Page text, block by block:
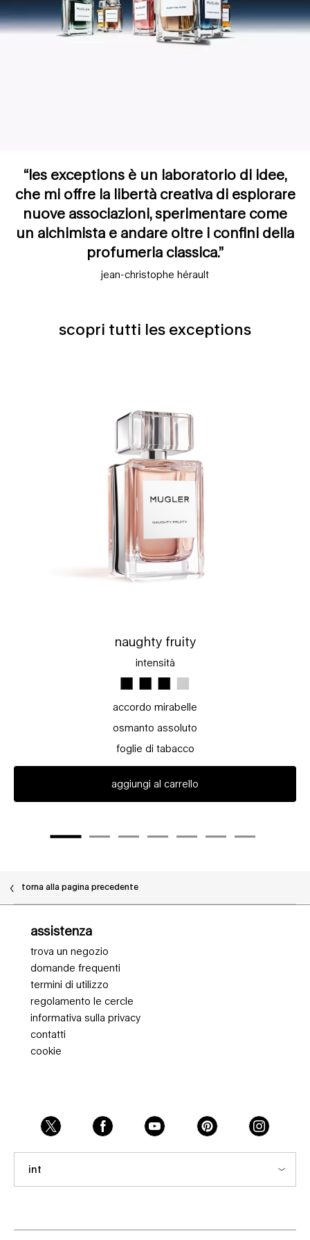
“les exceptions è un laboratorio di idee,
che mi offre la libertà creativa di esplorare
nuove associazioni, sperimentare come
un alchimista e andare oltre i confini della
profumeria classica.”
jean-christophe hérault
scopri tutti les exceptions
naughty fruity
intensità
accordo mirabelle
osmanto assoluto
foglie di tabacco
aggiungi al carrello
torna alla pagina precedente
assistenza
trova un negozio
domande frequenti
termini di utilizzo
regolamento le cercle
informativa sulla privacy
contatti
cookie
int